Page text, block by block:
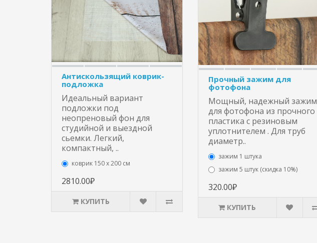
Антискользящий коврик-
подложка
Идеальный вариант
подложки под
неопреновый фон для
студийной и выездной
сьемки. Легкий,
компактный, ..
коврик 150 х 200 см
2810.00₽
КУПИТЬ
Прочный зажим для
фотофона
Мощный, надежный зажим
для фотофона из прочного
пластика с резиновым
уплотнителем . Для труб
диаметр..
зажим 1 штука
зажим 5 штук (скидка 10%)
320.00₽
КУПИТЬ